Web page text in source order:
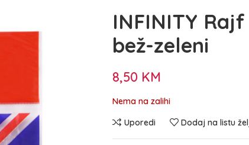
INFINITY
bež-zeleni
8,50 KM
Nema na zalihi
Uporedi
Dodaj na listu